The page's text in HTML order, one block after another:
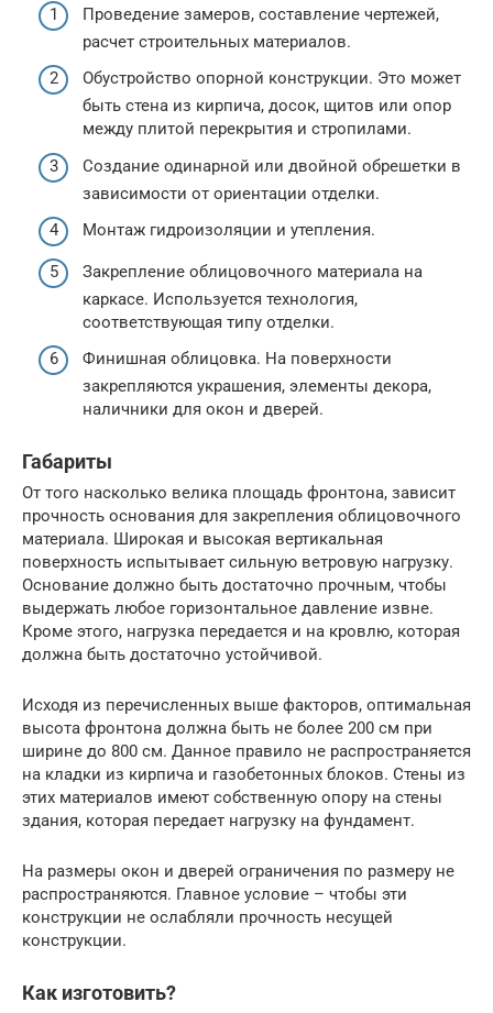
Проведение замеров, составление чертежей,
расчет строительных материалов.
Обустройство опорной конструкции. Это может
быть стена из кирпича, досок, щитов или опор
между плитой перекрытия и стропилами.
Создание одинарной или двойной обрешетки в
зависимости от ориентации отделки.
Монтаж гидроизоляции и утепления.
Закрепление облицовочного материала на
каркасе. Используется технология,
соответствующая типу отделки.
Финишная облицовка. На поверхности
закрепляются украшения, элементы декора,
наличники для окон и дверей.
Габариты
От того насколько велика площадь фронтона, зависит
прочность основания для закрепления облицовочного
материала. Широкая и высокая вертикальная
поверхность испытывает сильную ветровую нагрузку.
Основание должно быть достаточно прочным, чтобы
выдержать любое горизонтальное давление извне.
Кроме этого, нагрузка передается и на кровлю, которая
должна быть достаточно устойчивой.
Исходя из перечисленных выше факторов, оптимальная
высота фронтона должна быть не более 200 см при
ширине до 800 см. Данное правило не распространяется
на кладки из кирпича и газобетонных блоков. Стены из
этих материалов имеют собственную опору на стены
здания, которая передает нагрузку на фундамент.
На размеры окон и дверей ограничения по размеру не
распространяются. Главное условие – чтобы эти
конструкции не ослабляли прочность несущей
конструкции.
Как изготовить?